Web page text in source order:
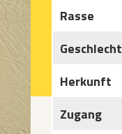
Rasse
Geschlecht
Herkunft
Zugang